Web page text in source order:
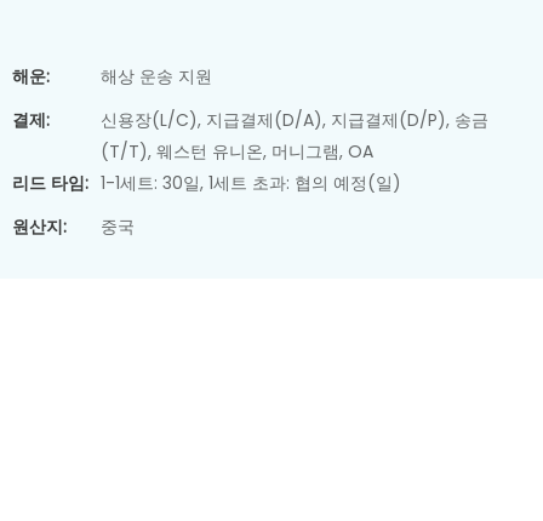
해운:
해상 운송 지원
결제:
신용장(L/C), 지급결제(D/A), 지급결제(D/P), 송금
(T/T), 웨스턴 유니온, 머니그램, OA
리드 타임: 1-1세트: 30일, 1세트 초과: 협의 예정(일)
원산지:
중국